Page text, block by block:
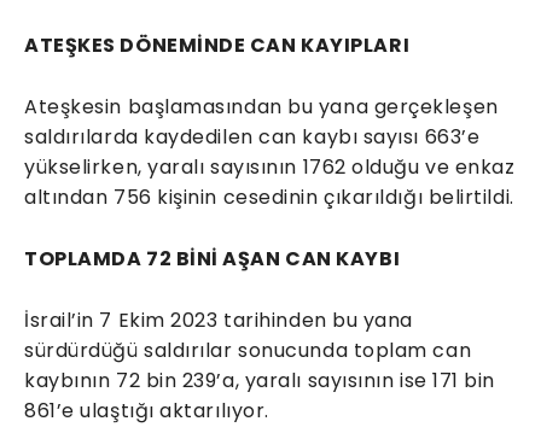
ATEŞKES DÖNEMİNDE CAN KAYIPLARI
Ateşkesin başlamasından bu yana gerçekleşen
saldırılarda kaydedilen can kaybı sayısı 663’e
yükselirken, yaralı sayısının 1762 olduğu ve enkaz
altından 756 kişinin cesedinin çıkarıldığı belirtildi.
TOPLAMDA 72 BİNİ AŞAN CAN KAYBI
İsrail’in 7 Ekim 2023 tarihinden bu yana
sürdürdüğü saldırılar sonucunda toplam can
kaybının 72 bin 239’a, yaralı sayısının ise 171 bin
861’e ulaştığı aktarılıyor.